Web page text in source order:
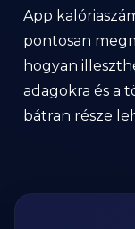
App
pontosan
hogyan
adagokra és a
bátran része